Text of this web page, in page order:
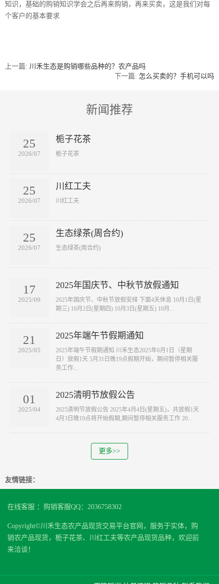
知识，基础的购销知识学会之后再来购销，再来买卖，这是我们对每
个客户的基本要求
上一篇: 川禾生态是购销哪些品种的？农产品吗
下一篇: 怎么买卖的？手机可以吗
新闻推荐
25
2026/07
栀子花茶
​栀子花茶
25
2026/07
川红工夫
​川红工夫
25
2026/07
生态绿茶(周合约)
​生态绿茶(周合约)
17
2025/09
2025年国庆节、中秋节放假通知
2025年国庆节、中秋节放假安排 下面4天休息 10月1日(星
期三) 10月2日(星期四) 10月3日(星期五) 10月...
21
2025/05
2025年端午节假期通知
2025年端午节假期通知 川禾生态2025年6月1日（星期
日）放假1天 5月31日晚19点假期开始，期间暂停相关服
务工作...
01
2025/04
2025清明节放假公告
2025清明节放假公告 2025年4月4日(星期五)，共放假1天
4月3日晚19点将开始假期,期间暂停相关服务工作 20...
更多>>
友情链接：
在线客服 ：购销客服QQ：2036758302
Copyright©川禾生态农产品现货交易平台官网，服务于实体，购
销农产品现货，栀子花茶、川红工夫等农产品现货品种，欢迎前
来洽谈！